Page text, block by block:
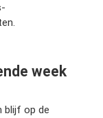
week
blijf op de